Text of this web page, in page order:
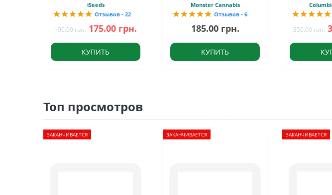
iSeeds
Отзывов - 22
190.00 грн. 175.00 грн.
КУПИТЬ
Monster Cannabis
Отзывов - 6
185.00 грн.
КУПИТЬ
350.00 грн.
Топ просмотров
ЗАКАНЧИВАЕТСЯ ЗАКАНЧИВАЕТСЯ ЗАКАНЧИВАЕТСЯ